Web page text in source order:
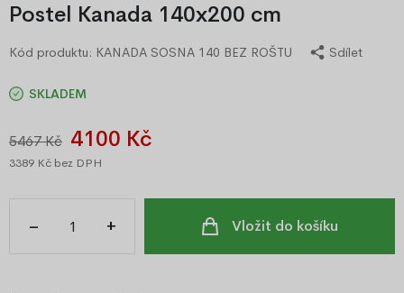
Postel Kanada 140x200 cm
Kód produktu: KANADA SOSNA 140 BEZ ROŠTU Sdílet
SKLADEM
5467 Kč 4100 Kč
3389 Kč bez DPH
– + Vložit do košíku